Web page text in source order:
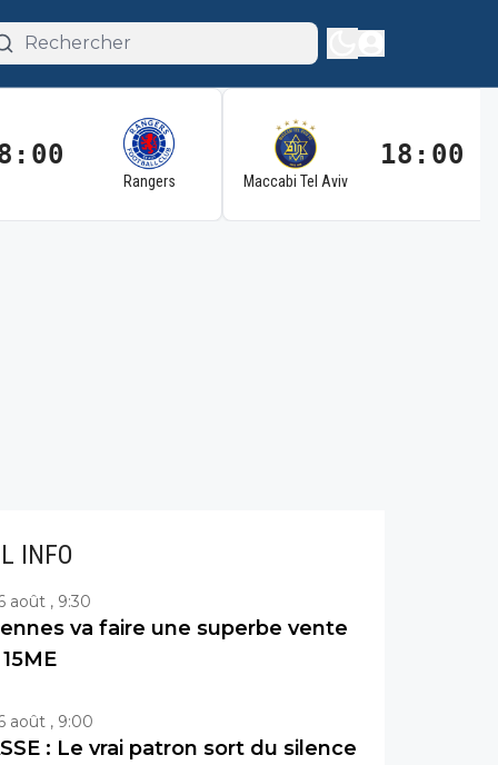
Rangers Maccabi Tel Aviv
18:00
INFO
août , 9:30
va faire une superbe vente
août , 9:00
: Le vrai patron sort du silence